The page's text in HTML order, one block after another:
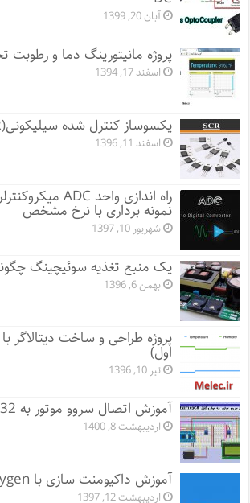
آبان 20, 1399
پروژه مانيتورينگ دما و
اسفند 17, 1394
یکسوساز کنترل شده سیلیکونی(SCR)
اسفند 11, 1396
نمونه برداری با نرخ مشخص
شهریور 10, 1397
یک منبع تغذیه سوئیچینگ
بهمن 6, 1396
پروژه طراحی و ساخت دیتالاگر
اول)
تیر 10, 1396
آموزش اتصال سروو موتور به STM32
اردیبهشت 8, 1400
آموزش داکیومنت سازی با Doxygen
اردیبهشت 12, 1397